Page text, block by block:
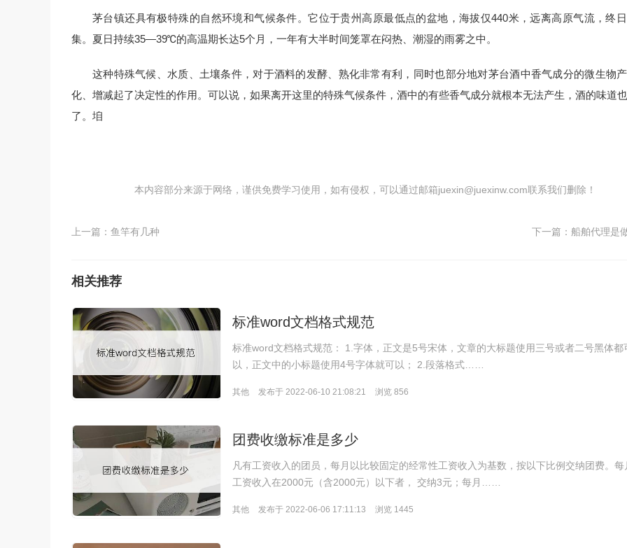
茅台镇还具有极特殊的自然环境和气候条件。它位于贵州高原最低点的盆地，海拔仅440米，远离高原气流，终
集。夏日持续35—39℃的高温期长达5个月，一年有大半时间笼罩在闷热、潮湿的雨雾之中。
这种特殊气候、水质、土壤条件，对于酒料的发酵、熟化非常有利，同时也部分地对茅台酒中香气成分的微生物
化、增减起了决定性的作用。可以说，如果离开这里的特殊气候条件，酒中的有些香气成分就根本无法产生，酒的味道
了。垍
本内容部分来源于网络，谨供免费学习使用，如有侵权，可以通过邮箱juexin@juexinw.com联系我们删除！
上一篇： 鱼竿有几种 下一篇： 船舶代理是
相关推荐
标准word文档格式规范
标准word文档格式规范： 1.字体，正文是5号宋体，文章的大标题使用三号或者二号黑体都
以，正文中的小标题使用4号字体就可以； 2.段落格式……
其他 发布于 2022-06-10 21:08:21 浏览 856
团费收缴标准是多少
凡有工资收入的团员，每月以比较固定的经常性工资收入为基数，按以下比例交纳团费。每
工资收入在2000元（含2000元）以下者， 交纳3元；每月……
其他 发布于 2022-06-06 17:11:13 浏览 1445